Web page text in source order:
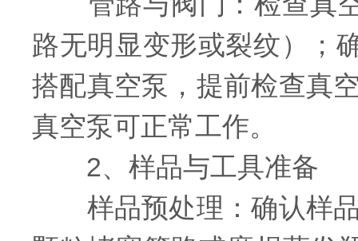
路无明显变形或裂纹）；
搭配真空泵，提前检查真
真空泵可正常工作。
2、样品与工具准备
样品预处理：确认样品